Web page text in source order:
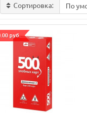
Сортировка:
руб.